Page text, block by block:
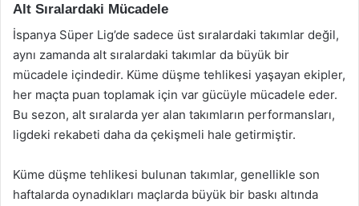
Alt Sıralardaki Mücadele
İspanya Süper Lig’de sadece üst sıralardaki takımlar değil,
aynı zamanda alt sıralardaki takımlar da büyük bir
mücadele içindedir. Küme düşme tehlikesi yaşayan ekipler,
her maçta puan toplamak için var gücüyle mücadele eder.
Bu sezon, alt sıralarda yer alan takımların performansları,
ligdeki rekabeti daha da çekişmeli hale getirmiştir.
Küme düşme tehlikesi bulunan takımlar, genellikle son
haftalarda oynadıkları maçlarda büyük bir baskı altında